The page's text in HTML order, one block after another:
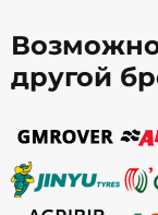
другой